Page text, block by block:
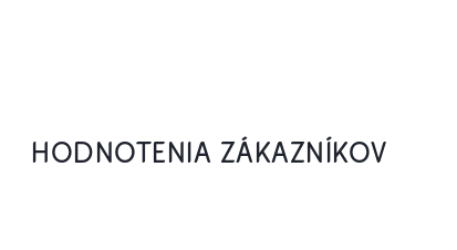
HODNOTENIA ZÁKAZNÍKOV